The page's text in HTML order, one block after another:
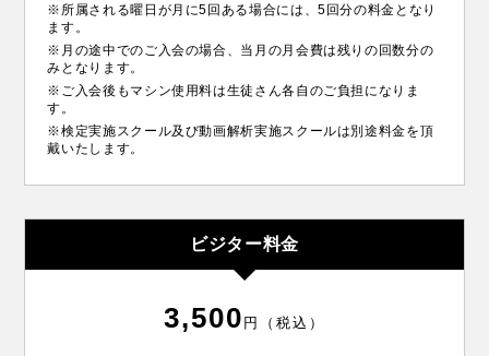
※所属される曜日が月に5回ある場合には、5回分の料金となり
ます。
※月の途中でのご入会の場合、当月の月会費は残りの回数分の
みとなります。
※ご入会後もマシン使用料は生徒さん各自のご負担になりま
す。
※検定実施スクール及び動画解析実施スクールは別途料金を頂
戴いたします。
ビジター料金
3,500 円（税込）